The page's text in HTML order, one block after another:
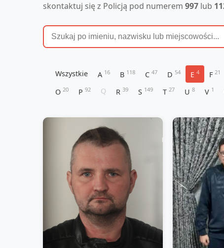
skontaktuj się z Policją pod numerem 997 lub
Wszystkie A 16 B 118 C 47 D 54 E 4 F 21
O 20 P 92 Q R 39 S 149 T 27 U 8 V 1